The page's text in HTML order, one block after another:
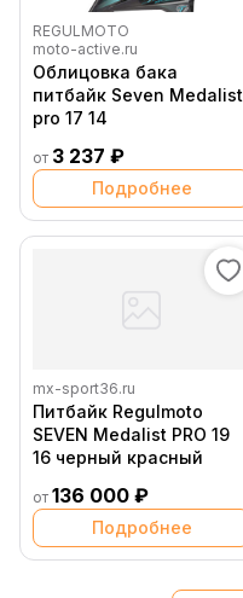
REGULMOTO
moto-active.ru
Облицовка бака
питбайк Seven Medalist
pro 17 14
от 3 237 ₽
Подробнее
mx-sport36.ru
Питбайк Regulmoto
SEVEN Medalist PRO 19
16 черный красный
от 136 000 ₽
Подробнее